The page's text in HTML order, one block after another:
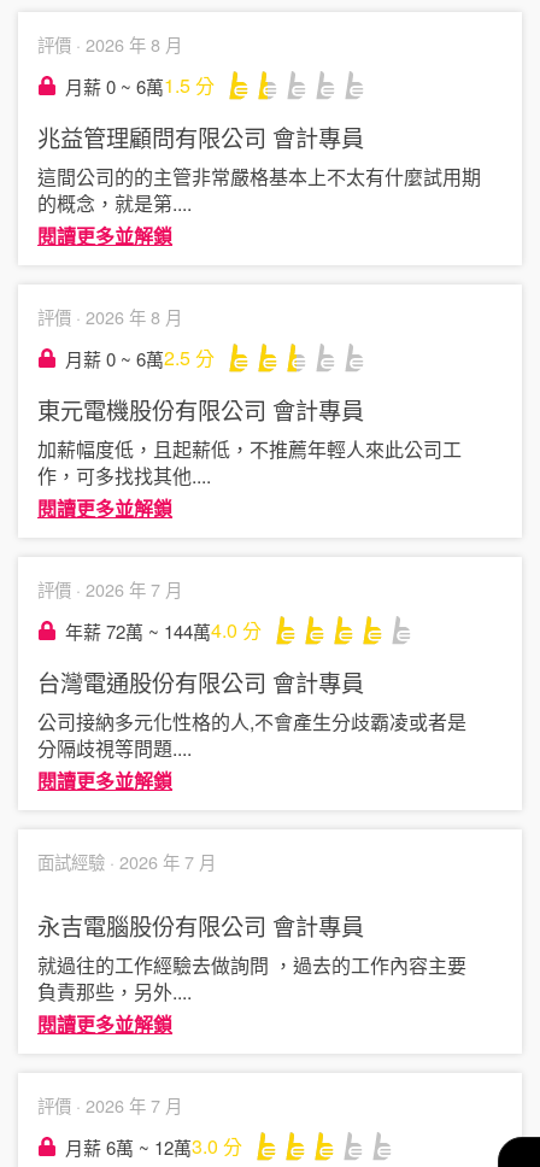
評價 · 2026 年 8 月
月薪 0 ~ 6萬1.5分
兆益管理顧問有限公司 會計專員
這間公司的的主管非常嚴格基本上不太有什麼試用期
的概念，就是第....
閱讀更多並解鎖
評價 · 2026 年 8 月
月薪 0 ~ 6萬2.5分
東元電機股份有限公司 會計專員
加薪幅度低，且起薪低，不推薦年輕人來此公司工
作，可多找找其他....
閱讀更多並解鎖
評價 · 2026 年 7 月
年薪 72萬 ~ 144萬4.0 分
台灣電通股份有限公司 會計專員
公司接納多元化性格的人,不會產生分歧霸凌或者是
分隔歧視等問題....
閱讀更多並解鎖
面試經驗 · 2026 年 7 月
永吉電腦股份有限公司 會計專員
就過往的工作經驗去做詢問 ，過去的工作內容主要
負責那些，另外....
閱讀更多並解鎖
評價 · 2026 年 7 月
月薪 6萬 ~ 12萬3.0 分